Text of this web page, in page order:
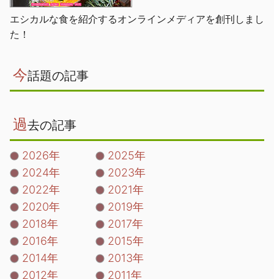
エシカルな食を紹介するオンラインメディアを創刊しまし
た！
今話題の記事
過去の記事
2026年
2025年
2024年
2023年
2022年
2021年
2020年
2019年
2018年
2017年
2016年
2015年
2014年
2013年
2012年
2011年